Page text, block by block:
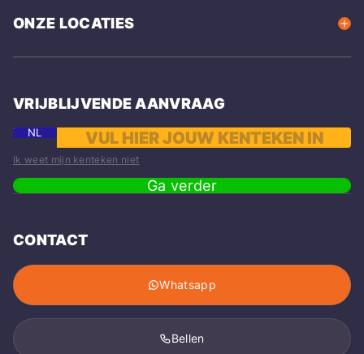
ONZE LOCATIES
VRIJBLIJVENDE AANVRAAG
NL
Ik weet mijn kenteken niet
Ga verder
CONTACT
Whatsapp
Bellen